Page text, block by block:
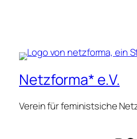
Netzforma* e.V.
Verein für feministsiche